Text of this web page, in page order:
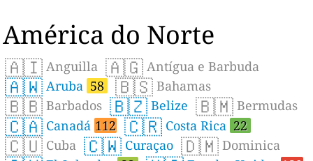
América do Norte
🇦🇮 Anguilla 🇦🇬 Antígua e Barbuda
🇦🇼 Aruba 58 🇧🇸 Bahamas
🇧🇧 Barbados 🇧🇿 Belize 🇧🇲 Bermudas
🇨🇦 Canadá 112 🇨🇷 Costa Rica 22
🇨🇺 Cuba 🇨🇼 Curaçao 🇩🇲 Dominica